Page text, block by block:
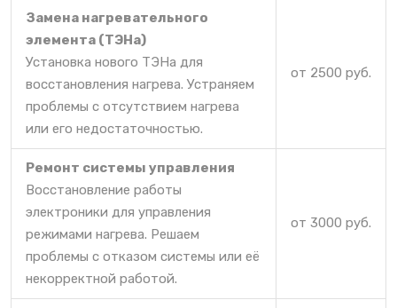
Замена нагревательного
элемента (ТЭНа)
Установка нового ТЭНа для
восстановления нагрева. Устраняем
проблемы с отсутствием нагрева
или его недостаточностью.
от 2500 руб.
Ремонт системы управления
Восстановление работы
электроники для управления
режимами нагрева. Решаем
проблемы с отказом системы или её
некорректной работой.
от 3000 руб.